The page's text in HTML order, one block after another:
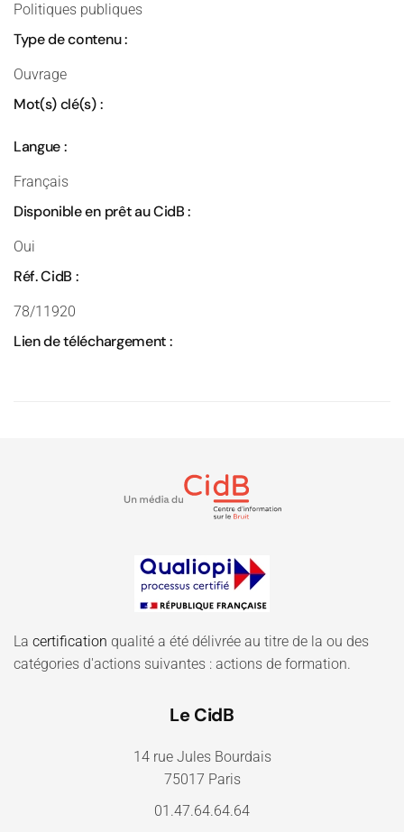
Politiques publiques
Type de contenu :
Ouvrage
Mot(s) clé(s) :
Langue :
Français
Disponible en prêt au CidB :
Oui
Réf. CidB :
78/11920
Lien de téléchargement :
La certification qualité a été délivrée au titre de la ou des
catégories d'actions suivantes : actions de formation.
Le CidB
14 rue Jules Bourdais
75017 Paris
01.47.64.64.64